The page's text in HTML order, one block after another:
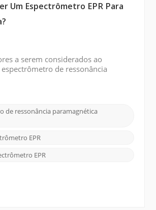
Um Espectrômetro EPR Para
a serem considerados ao
de ressonância
principais estão listados abaixo:
para o seu estudo. Os
EPR estão disponíveis em diferentes
depende d...
de ressonância paramagnética
EPR
EPR